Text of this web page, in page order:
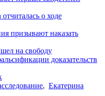
о ходе
призывают наказать
на свободу
доказательств
, Екатерина